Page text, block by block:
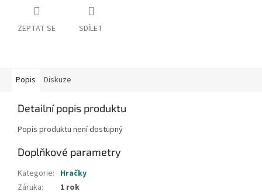
ZEPTAT SE SDÍLET
Popis Diskuze
Detailní popis produktu
Popis produktu není dostupný
Doplňkové parametry
Kategorie: Hračky
Záruka:
1 rok